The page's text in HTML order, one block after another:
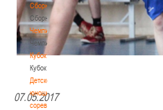
Сборные
Сборные
Чемпионат
Чемпионат
Кубок
Кубок
Детско-
юношеские
соревнования
07.05.2017